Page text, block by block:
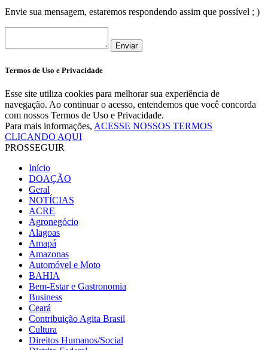
Envie sua mensagem, estaremos respondendo assim que possível ; )
Enviar
Termos de Uso e Privacidade
Esse site utiliza cookies para melhorar sua experiência de
navegação. Ao continuar o acesso, entendemos que você concorda
com nossos Termos de Uso e Privacidade.
Para mais informações, ACESSE NOSSOS TERMOS
CLICANDO AQUI
PROSSEGUIR
Início
DOAÇÃO
Geral
NOTÍCIAS
ACRE
Agronegócio
Alagoas
Amapá
Amazonas
Automóvel e Moto
BAHIA
Bem-Estar e Gastronomia
Business
Ceará
Contribuição Agita Brasil
Cultura
Direitos Humanos/Social